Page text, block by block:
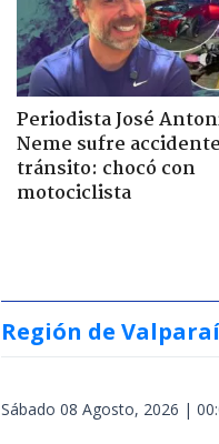
Periodista José
Neme sufre
tránsito: chocó con
motociclista
Región de
Sábado 08 Agosto, 2026 |